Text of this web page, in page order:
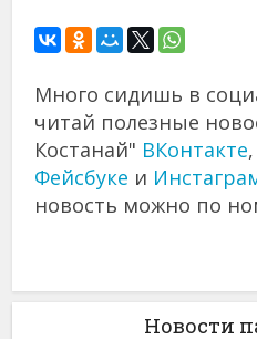
Много сидишь в
читай полезные
Костанай" ВКонтакте
Фейсбуке и
новость можно по
Новости